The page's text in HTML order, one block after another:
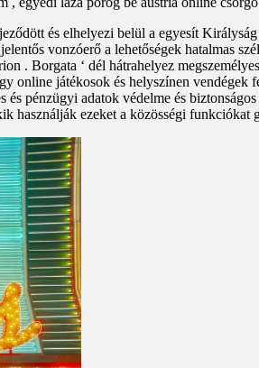
és elhelyezi belül a egyesít
vonzóerő a lehetőségek hatalmas
. Borgata ‘ dél hátrahelyez
online játékosok és helyszínen
pénzügyi adatok védelme és
használják ezeket a közösségi